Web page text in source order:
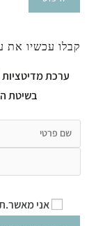
קבלו עכשיו את
ערכת
בשיטת
אני